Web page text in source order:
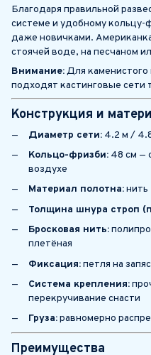
Благодаря правильной
системе и удобному кольцу-
даже новичками.
стоячей воде, на песчаном
Внимание:Для
подходят кастинговые сети
Конструкция и
Диаметр сети: 4.2 м /
Кольцо-фризби: 48 см —
воздухе
Материал полотна:нить
Толщина шнура строп
Бросковая нить:
плетёная
Фиксация:петля на
Система крепления:
перекручивание снасти
Груза:равномерно
Преимущества